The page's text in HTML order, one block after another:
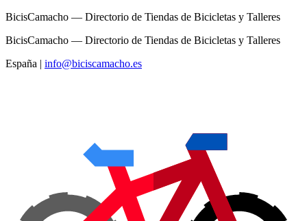
BicisCamacho — Directorio de Tiendas de Bicicletas y Talleres
BicisCamacho — Directorio de Tiendas de Bicicletas y Talleres
España | info@biciscamacho.es